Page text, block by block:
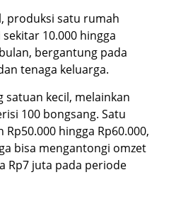
produksi satu rumah
10.000 hingga
bergantung pada
tenaga keluarga.
kecil, melainkan
100 bongsang. Satu
hingga Rp60.000,
bisa mengantongi omzet
Rp7 juta pada periode